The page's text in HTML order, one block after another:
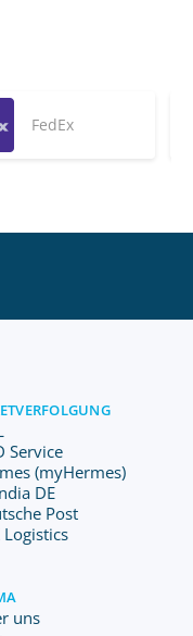
FedEx
Service
(myHermes)
DE
Post
Logistics
uns